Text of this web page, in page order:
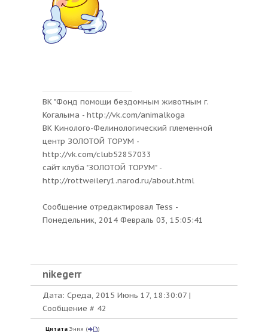
ВK "Фонд помощи бездомным животным г.
Когалыма - http://vk.com/animalkoga
ВK Кинолого-Фелинологический племенной
центр ЗОЛОТОЙ ТОРУМ -
http://vk.com/club52857033
сайт клуба "ЗОЛОТОЙ ТОРУМ" -
http://rottweilery1.narod.ru/about.html
Сообщение отредактировал Tess -
Понедельник, 2014 Февраль 03, 15:05:41
nikegerr
Дата: Среда, 2015 Июнь 17, 18:30:07 |
Сообщение # 42
Цитата Эния ( )